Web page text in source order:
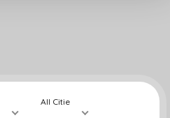
All Citie